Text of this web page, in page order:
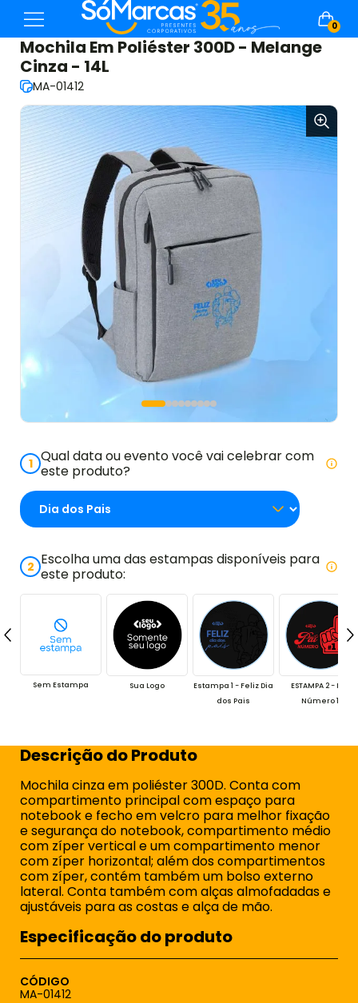
0
Mochila Em Poliéster 300D - Melange
Cinza - 14L
MA-01412
1 Qual data ou evento você vai celebrar com
este produto?
2 Escolha uma das estampas disponíveis para
este produto:
Sem Estampa Sua Logo
Estampa 1 - Feliz Dia
dos Pais
ESTAMPA 2 - Pai
Número 1
Descrição do Produto
Mochila cinza em poliéster 300D. Conta com
compartimento principal com espaço para
notebook e fecho em velcro para melhor fixação
e segurança do notebook, compartimento médio
com zíper vertical e um compartimento menor
com zíper horizontal; além dos compartimentos
com zíper, contém também um bolso externo
lateral. Conta também com alças almofadadas e
ajustáveis para as costas e alça de mão.
Especificação do produto
CÓDIGO
MA-01412